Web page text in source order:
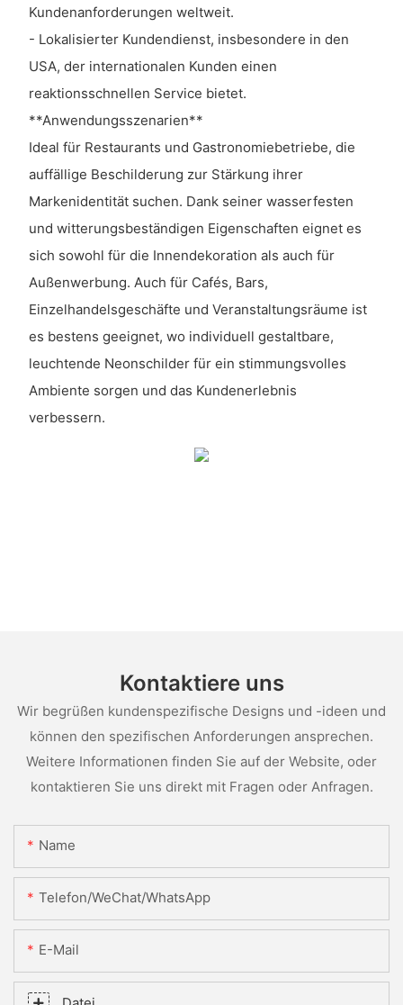
Kundenanforderungen weltweit.
- Lokalisierter Kundendienst, insbesondere in den
USA, der internationalen Kunden einen
reaktionsschnellen Service bietet.
**Anwendungsszenarien**
Ideal für Restaurants und Gastronomiebetriebe, die
auffällige Beschilderung zur Stärkung ihrer
Markenidentität suchen. Dank seiner wasserfesten
und witterungsbeständigen Eigenschaften eignet es
sich sowohl für die Innendekoration als auch für
Außenwerbung. Auch für Cafés, Bars,
Einzelhandelsgeschäfte und Veranstaltungsräume ist
es bestens geeignet, wo individuell gestaltbare,
leuchtende Neonschilder für ein stimmungsvolles
Ambiente sorgen und das Kundenerlebnis
verbessern.
Kontaktiere uns
Wir begrüßen kundenspezifische Designs und -ideen und
können den spezifischen Anforderungen ansprechen.
Weitere Informationen finden Sie auf der Website, oder
kontaktieren Sie uns direkt mit Fragen oder Anfragen.
Name
Telefon/WeChat/WhatsApp
E-Mail